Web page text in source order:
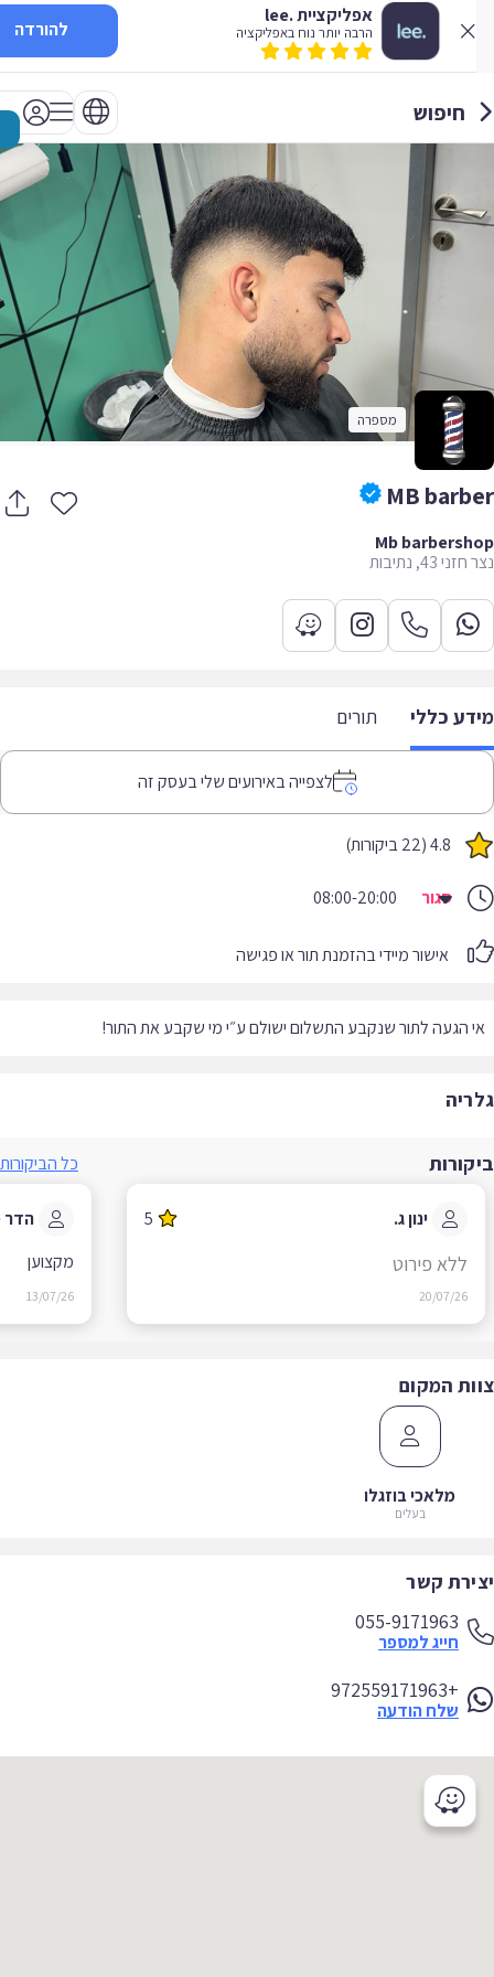
אפליקציית .lee
הרבה יותר נוח באפליקציה להורדה
חיפוש
מספרה
MB
Mb
43, נתיבות
כללי תורים
לצפייה באירועים שלי בעסק זה
4.8 (22 ביקורות)
סגור 08:00-20:00
אישור מיידי בהזמנת תור או פגישה
הגעה לתור שנקבע התשלום ישולם ע״י מי שקבע את התור!
כל הביקורות
ינון ג. 5
ללא פירוט
20/07/26
הדר ס.
מקצוען
13/07/26
המקום
מלאכי בוזגלו
בעלים
קשר
055-9171963
חייג למספר
+972559171963
שלח הודעה